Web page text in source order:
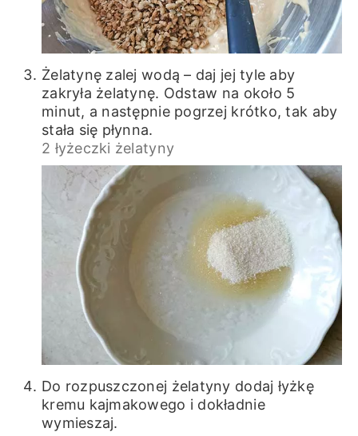
Żelatynę zalej wodą – daj jej tyle aby
zakryła żelatynę. Odstaw na około 5
minut, a następnie pogrzej krótko, tak aby
stała się płynna.
2 łyżeczki żelatyny
Do rozpuszczonej żelatyny dodaj łyżkę
kremu kajmakowego i dokładnie
wymieszaj.